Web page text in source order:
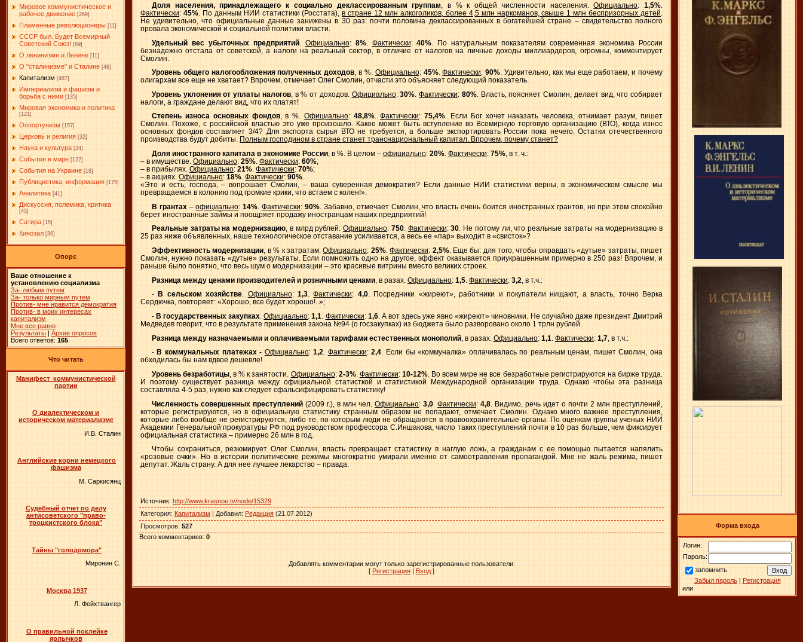
Мировое коммунистическое и
рабочее движение [269]
Пламенные революционеры [11]
СССР был. Будет Всемирный
Советский Союз! [69]
О ленинизме и Ленине [11]
О "сталинизме" и Сталине [48]
Капитализм [487]
Империализм и фашизм и
борьба с ними [135]
Мировая экономика и политика
[121]
Оппортунизм [157]
Церковь и религия [32]
Наука и культура [24]
События в мире [122]
События на Украине [18]
Публицистика, информация [175]
Аналитика [41]
Дискуссия, полемика, критика
[45]
Сатира [15]
Кинозал [36]
Опорс
Ваше отношение к
установлению социализма
За- любым путем
За- только мирным путем
Против- мне нравится демократия
Против- в моих интересах
капитализм
Мне все равно
Результаты | Архив опросов
Всего ответов: 165
Что читать
Манифест коммунистической
партии
О диалектическом и
историческом материализме
И.В. Сталин
Английские корни немецкого
фашизма
М. Саркисянц
Судебный отчет по делу
антисоветского "право-
троцкистского блока"
Тайны "голодомора"
Миронин С.
Москва 1937
Л. Фейхтвангер
О правильной поклейке
ярлычков
Доля населения, принадлежащего к социально деклассированным группам, в % к общей численности населения.Официально:1,5%.
Фактически: 45%. По данным НИИ статистики (Росстата),в стране 12 млн алкоголиков, более 4,5 млн наркоманов, свыше 1 млн беспризорных детей.
Не удивительно, что официальные данные занижены в 30 раз: почти половина деклассированных в богатейшей стране – свидетельство полного
провала экономической и социальной политики власти.
Удельный вес убыточных предприятий. Официально: 8%. Фактически:40% . По натуральным показателям современная экономика России
безнадежно отстала от советской, а налоги на реальный сектор, в отличие от налогов на личные доходы миллиардеров, огромны, комментирует
Смолин.
Уровень общего налогообложения полученных доходов, в %. Официально: 45%.Фактически:90%. Удивительно, как мы еще работаем, и почему
олигархам все еще не хватает? Впрочем, отмечает Олег Смолин, отчасти это объясняет следующий показатель.
Уровень уклонения от уплаты налогов, в % от доходов. Официально:30%.Фактически: 80%. Власть, поясняет Смолин, делает вид, что собирает
налоги, а граждане делают вид, что их платят!
Степень износа основных фондов, в %.Официально:48,8%.Фактически: 75,4%. Если Бог хочет наказать человека, отнимает разум, пишет
Смолин. Похоже, с российской властью это уже произошло. Какое может быть вступление во Всемирную торговую организацию (ВТО), когда износ
основных фондов составляет 3/4? Для экспорта сырья ВТО не требуется, а больше экспортировать России пока нечего. Остатки отечественного
производства будут добиты. Полным господином в стране станет транснациональный капитал. Впрочем, почему станет?
Доля иностранного капитала в экономике России, в %. В целом – официально: 20%. Фактически: 75%, в т. ч.:
– в имуществе. Официально: 25%. Фактически: 60%;
– в прибылях. Официально: 21%. Фактически: 70%;
– в акциях. Официально: 18%. Фактически: 90%.
«Это и есть, господа, – вопрошает Смолин, – ваша суверенная демократия? Если данные НИИ статистики верны, в экономическом смысле мы
превращаемся в колонию под громкие крики, что встаем с колен!».
В грантах–официально:14% .Фактически:90% . Забавно, отмечает Смолин, что власть очень боится иностранных грантов, но при этом спокойно
берет иностранные займы и поощряет продажу иностранцам наших предприятий!
Реальные затраты на модернизацию, в млрд рублей.Официально: 750. Фактически:30. Не потому ли, что реальные затраты на модернизацию в
25 раз ниже объявленных, наше технологическое отставание усиливается, а весь ее «пар» выходит в «свисток»?
Эффективность модернизации, в % к затратам.Официально: 25%.Фактически: 2,5%. Еще бы: для того, чтобы оправдать «дутые» затраты, пишет
Смолин, нужно показать «дутые» результаты. Если помножить одно на другое, эффект оказывается приукрашенным примерно в 250 раз! Впрочем, и
раньше было понятно, что весь шум о модернизации – это красивые витрины вместо великих строек.
Разница между ценами производителей и розничными ценами, в разах. Официально: 1,5. Фактически: 3,2 , в т.ч.:
- В сельском хозяйстве. Официально:1,3.Фактически: 4,0. Посредники «жиреют», работники и покупатели нищают, а власть, точно Верка
Сердючка, повторяет: «Хорошо, все будет хорошо!..»;
- В государственных закупках.Официально:1,1. Фактически: 1,6. А вот здесь уже явно «жиреют» чиновники. Не случайно даже президент Дмитрий
Медведев говорит, что в результате применения закона №94 (о госзакупках) из бюджета было разворовано около 1 трлн рублей.
Разница между назначаемыми и оплачиваемыми тарифами естественных монополий, в разах. Официально: 1,1. Фактически: 1,7, в т.ч.:
- В коммунальных платежах - Официально:1,2. Фактически:2,4. Если бы «коммуналка» оплачивалась по реальным ценам, пишет Смолин, она
обходилась бы нам вдвое дешевле!
Уровень безработицы, в % к занятости. Официально: 2-3%. Фактически: 10-12%. Во всем мире не все безработные регистрируются на бирже труда.
И поэтому существует разница между официальной статисткой и статистикой Международной организации труда. Однако чтобы эта разница
составляла 4-5 раз, нужно как следует сфальсифицировать статистику!
Численность совершенных преступлений(2009 г.), в млн чел. Официально:3,0 .Фактически:4,8 . Видимо, речь идет о почти 2 млн преступлений,
которые регистрируются, но в официальную статистику странным образом не попадают, отмечает Смолин. Однако много важнее преступления,
которые либо вообще не регистрируются, либо те, по которым люди не обращаются в правоохранительные органы. По оценкам группы ученых НИИ
Академии Генеральной прокуратуры РФ под руководством профессора С.Иншакова, число таких преступлений почти в 10 раз больше, чем фиксирует
официальная статистика – примерно 26 млн в год.
Чтобы сохраниться, резюмирует Олег Смолин, власть превращает статистику в наглую ложь, а гражданам с ее помощью пытается напялить
«розовые очки». Но в истории политические режимы многократно умирали именно от самоотравления пропагандой. Мне не жаль режима, пишет
депутат. Жаль страну. А для нее лучшее лекарство – правда.
Источник: http://www.krasnoe.tv/node/15329
Категория: Капитализм | Добавил: Редакция (21.07.2012)
Просмотров: 527
Всего комментариев: 0
Добавлять комментарии могут только зарегистрированные пользователи.
[ Регистрация | Вход ]
Форма входа
Логин:
Пароль:
запомнить
Забыл пароль| Регистрация
или